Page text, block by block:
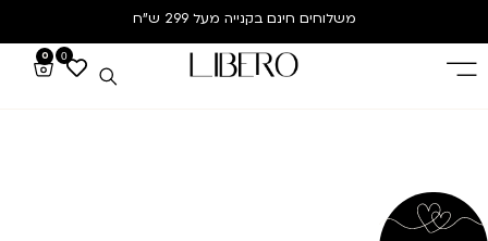
משלוחים חינם בקנייה מעל 299 ש”ח
0
0